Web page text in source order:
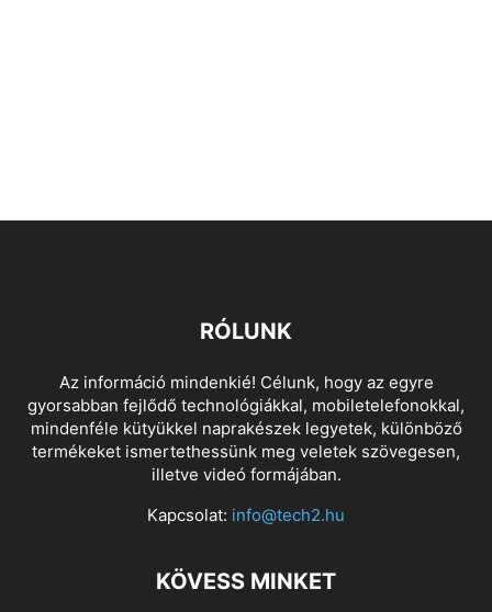
RÓLUNK
Az információ mindenkié! Célunk, hogy az egyre
gyorsabban fejlődő technológiákkal, mobiletelefonokkal,
mindenféle kütyükkel naprakészek legyetek, különböző
termékeket ismertethessünk meg veletek szövegesen,
illetve videó formájában.
Kapcsolat: info@tech2.hu
KÖVESS MINKET